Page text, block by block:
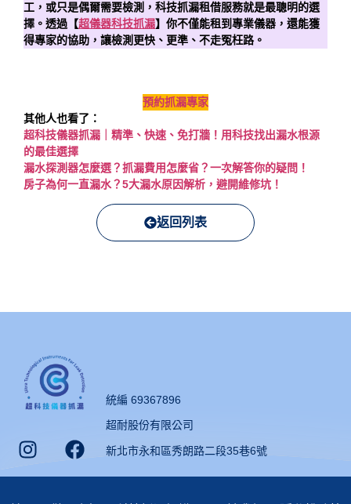
工，或只是偶爾需要檢測，科技抓漏租借服務就是最聰明的選
擇。透過【超儀器科技抓漏】你不僅能租到專業儀器，還能獲
得專家的協助，讓檢測更快、更準、不走冤枉路。
預約抓漏專家
其他人也看了：
超科技儀器抓漏｜精準、快速、免打牆！用科技找出漏水根源
的最佳選擇
漏水探測器怎麼選？抓漏費用怎麼省？一次解答你的疑問！
房子為何一直漏水？5大漏水原因解析，避開維修坑！
返回列表
統編 69367896
超耐股份有限公司
新北市永和區秀朗路二段35巷6號